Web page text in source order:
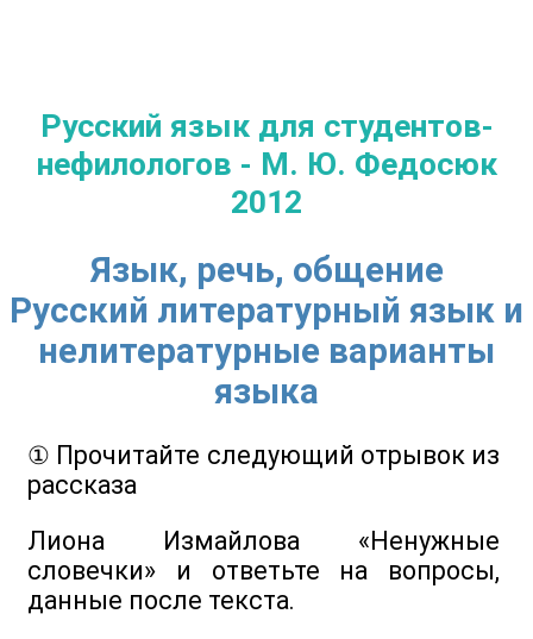
Русский язык для студентов-
нефилологов - М. Ю. Федосюк
2012
Язык, речь, общение
Русский литературный язык и
нелитературные варианты
языка
① Прочитайте следующий отрывок из
рассказа
Лиона Измайлова «Ненужные
словечки» и ответьте на вопросы,
данные после текста.